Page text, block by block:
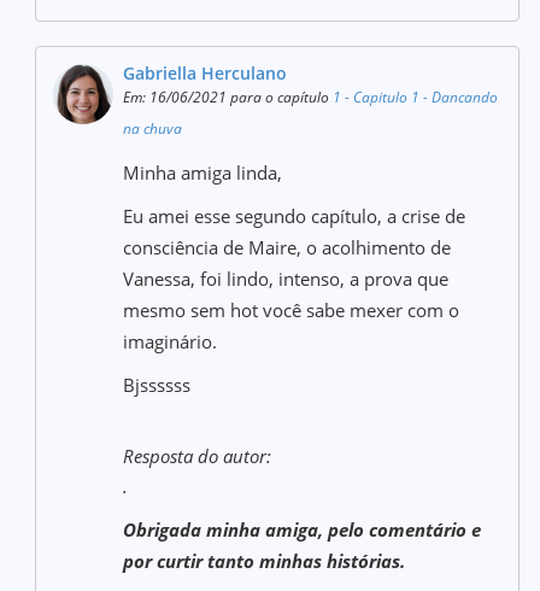
Gabriella Herculano
Em: 16/06/2021 para o capítulo 1 - Capitulo 1 - Dancando
na chuva
Minha amiga linda,
Eu amei esse segundo capítulo, a crise de
consciência de Maire, o acolhimento de
Vanessa, foi lindo, intenso, a prova que
mesmo sem hot você sabe mexer com o
imaginário.
Bjssssss
Resposta do autor:
.
Obrigada minha amiga, pelo comentário e
por curtir tanto minhas histórias.